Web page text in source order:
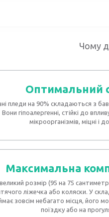
Чому
Оптимальний
пледи на 90% складаються з
Вони гіпоалергенні, стійкі до
мікроорганізмів, міцні і
Максимальна
розмір (95 на 75
ліжечка або коляски. У
зовсім небагато місця, його
поїздку або на